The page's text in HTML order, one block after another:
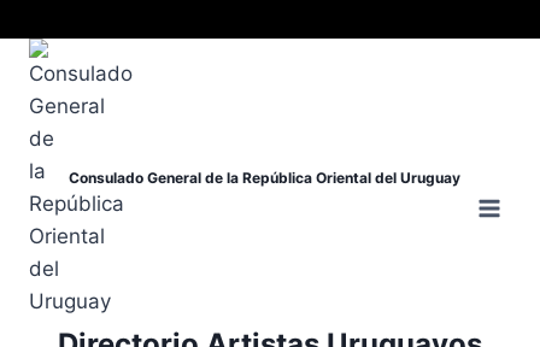
Consulado General de la República Oriental del Uruguay